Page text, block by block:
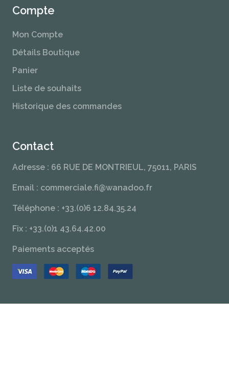
Compte
Mon Compte
Détails Boutique
Panier
Liste de souhaits
Historique des commandes
Contact
Adresse : 66 RUE DE MONTRIEUL, 75011, PARIS
Email : commerciale.fi@wanadoo.fr
Téléphone : +33.(0)6 12.84.35.24
Fix : +33.(0)1 43.64.42.00
Paiements acceptés